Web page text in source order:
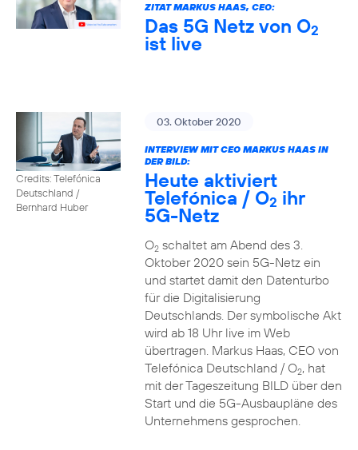
ZITAT MARKUS HAAS, CEO:
Das 5G Netz von O2
ist live
Credits: Telefónica
Deutschland /
Bernhard Huber
03. Oktober 2020
INTERVIEW MIT CEO MARKUS HAAS IN
DER BILD:
Heute aktiviert
Telefónica / O2 ihr
5G-Netz
O2schaltet am Abend des 3.
Oktober 2020 sein 5G-Netz ein
und startet damit den Datenturbo
für die Digitalisierung
Deutschlands. Der symbolische Akt
wird ab 18 Uhr live im Web
übertragen. Markus Haas, CEO von
Telefónica Deutschland / O2, hat
mit der Tageszeitung BILD über den
Start und die 5G-Ausbaupläne des
Unternehmens gesprochen.